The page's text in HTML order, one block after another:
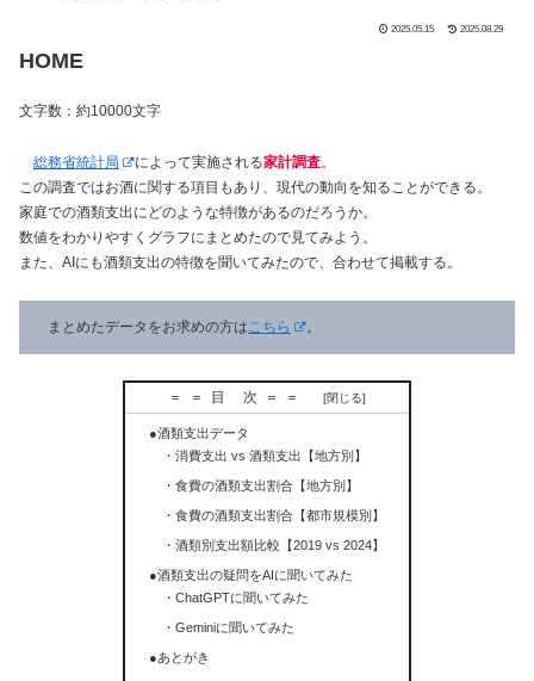
2025.05.15 2025.08.29
HOME
文字数：約10000文字
総務省統計局 によって実施される家計調査。
この調査ではお酒に関する項目もあり、現代の動向を知ることができる。
家庭での酒類支出にどのような特徴があるのだろうか。
数値をわかりやすくグラフにまとめたので見てみよう。
また、AIにも酒類支出の特徴を聞いてみたので、合わせて掲載する。
まとめたデータをお求めの方はこちら 。
＝＝目 次＝＝
●酒類支出データ
・消費支出 vs 酒類支出【地方別】
・食費の酒類支出割合【地方別】
・食費の酒類支出割合【都市規模別】
・酒類別支出額比較【2019 vs 2024】
●酒類支出の疑問をAIに聞いてみた
・ChatGPTに聞いてみた
・Geminiに聞いてみた
●あとがき